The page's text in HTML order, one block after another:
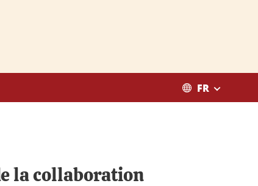
FR
la collaboration